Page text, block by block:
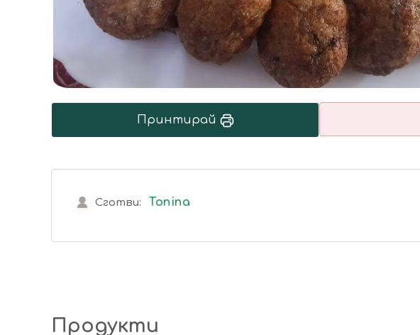
Принтирай
Сготви: Tonina
Продукти